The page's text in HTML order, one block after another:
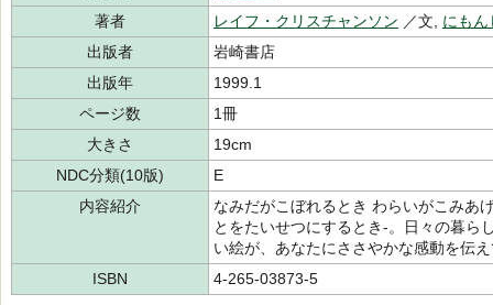
著者
レイフ・クリスチャンソン ／文, にもん
出版者
岩崎書店
出版年
1999.1
ページ数
1冊
大きさ
19cm
NDC分類(10版)
E
内容紹介
なみだがこぼれるとき わらいがこみあ
とをたいせつにするとき-。日々の暮ら
い絵が、あなたにささやかな感動を伝
ISBN
4-265-03873-5